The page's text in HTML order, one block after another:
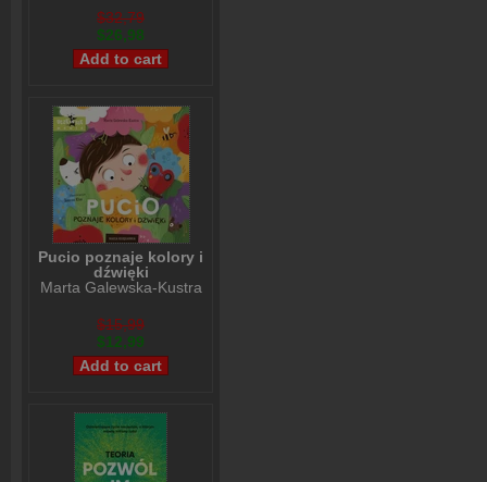
$32,79
$26,98
Pucio poznaje kolory i
dźwięki
Marta Galewska-Kustra
$15,99
$12,99